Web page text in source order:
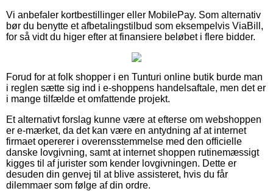
Vi anbefaler kortbestillinger eller MobilePay. Som alternativ
bør du benytte et afbetalingstilbud som eksempelvis ViaBill,
for så vidt du higer efter at finansiere beløbet i flere bidder.
Forud for at folk shopper i en Tunturi online butik burde man
i reglen sætte sig ind i e-shoppens handelsaftale, men det er
i mange tilfælde et omfattende projekt.
Et alternativt forslag kunne være at efterse om webshoppen
er e-mærket, da det kan være en antydning af at internet
firmaet opererer i overensstemmelse med den officielle
danske lovgivning, samt at internet shoppen rutinemæssigt
kigges til af jurister som kender lovgivningen. Dette er
desuden din genvej til at blive assisteret, hvis du får
dilemmaer som følge af din ordre.